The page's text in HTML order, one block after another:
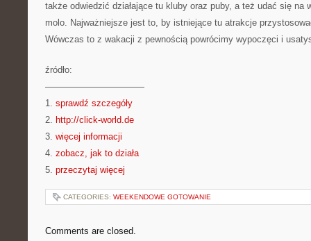
także odwiedzić działające tu kluby oraz puby, a też udać się na
molo. Najważniejsze jest to, by istniejące tu atrakcje
Wówczas to z wakacji z pewnością powrócimy wypoczęci i
źródło:
———————————
1. sprawdź szczegóły
2. http://click-world.de
3. więcej informacji
4. zobacz, jak to działa
5. przeczytaj więcej
CATEGORIES: WEEKENDOWE GOTOWANIE
Comments are closed.